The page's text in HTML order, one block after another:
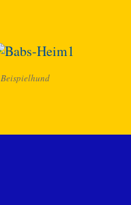
Beispielhund